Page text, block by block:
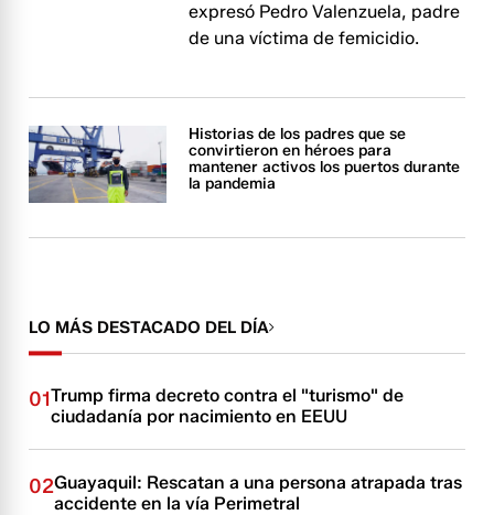
expresó Pedro Valenzuela, padre
de una víctima de femicidio.
Historias de los padres que se
convirtieron en héroes para
mantener activos los puertos durante
la pandemia
LO MÁS DESTACADO DEL DÍA
01Trump firma decreto contra el "turismo" de
ciudadanía por nacimiento en EEUU
02Guayaquil: Rescatan a una persona atrapada tras
accidente en la vía Perimetral